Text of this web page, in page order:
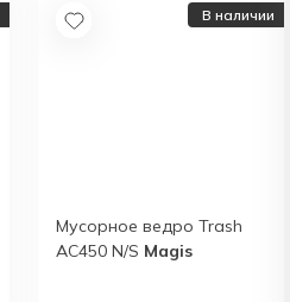
В наличии
Мусорное ведро Trash
AC450 N/S Magis